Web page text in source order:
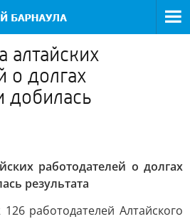
алтайских
о долгах
добилась
работодателей о долгах
результата
работодателей Алтайского